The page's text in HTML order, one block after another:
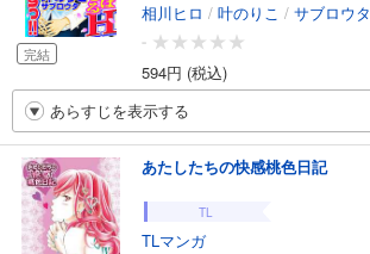
完結
相川ヒロ / 叶のりこ / サブロウタ
-
594円 (税込)
あらすじを表示する
あたしたちの快感桃色日記
TL
TLマンガ